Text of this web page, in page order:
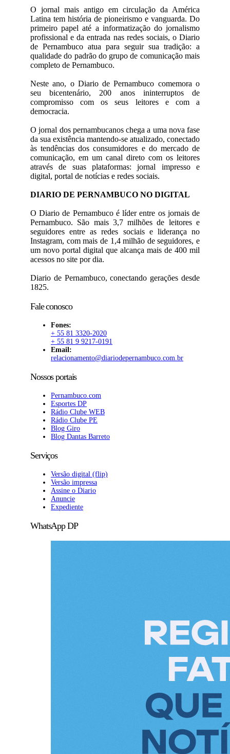
O jornal mais antigo em circulação da América
Latina tem história de pioneirismo e vanguarda. Do
primeiro papel até a informatização do jornalismo
profissional e da entrada nas redes sociais, o Diario
de Pernambuco atua para seguir sua tradição: a
qualidade do padrão do grupo de comunicação mais
completo de Pernambuco.
Neste ano, o Diario de Pernambuco comemora o
seu bicentenário, 200 anos ininterruptos de
compromisso com os seus leitores e com a
democracia.
O jornal dos pernambucanos chega a uma nova fase
da sua existência mantendo-se atualizado, conectado
às tendências dos consumidores e do mercado de
comunicação, em um canal direto com os leitores
através de suas plataformas: jornal impresso e
digital, portal de notícias e redes sociais.
DIARIO DE PERNAMBUCO NO DIGITAL
O Diario de Pernambuco é líder entre os jornais de
Pernambuco. São mais 3,7 milhões de leitores e
seguidores entre as redes sociais e liderança no
Instagram, com mais de 1,4 milhão de seguidores, e
um novo portal digital que alcança mais de 400 mil
acessos no site por dia.
Diario de Pernambuco, conectando gerações desde
1825.
Fale conosco
Fones:
+ 55 81 3320-2020
+ 55 81 9 9217-0191
Email:
relacionamento@diariodepernambuco.com.br
Nossos portais
Pernambuco.com
Esportes DP
Rádio Clube WEB
Rádio Clube PE
Blog Giro
Blog Dantas Barreto
Serviços
Versão digital (flip)
Versão impressa
Assine o Diario
Anuncie
Expediente
WhatsApp DP